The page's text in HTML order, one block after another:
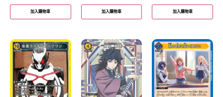
加入購物車 加入購物車 加入購物車